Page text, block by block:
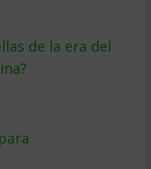
de la era del